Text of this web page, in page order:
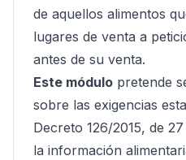
de aquellos alimentos
lugares de venta a
antes de su venta.
Este módulo pretende
sobre las exigencias
Decreto 126/2015, de
la información